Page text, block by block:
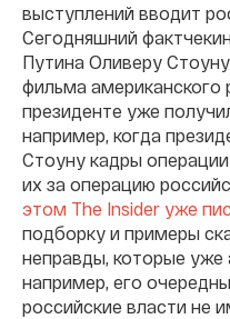
выступлений вводит
Сегодняшний
Путина Оливеру
фильма
президенте уже
например, когда
Стоуну кадры
их за операцию
этом The Insider уже
подборку и примеры
неправды, которые уже
например, его
российские власти не